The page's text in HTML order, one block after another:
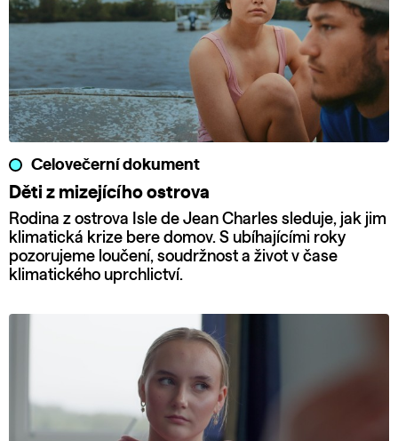
Celovečerní dokument
Děti z mizejícího ostrova
Rodina z ostrova Isle de Jean Charles sleduje, jak jim
klimatická krize bere domov. S ubíhajícími roky
pozorujeme loučení, soudržnost a život v čase
klimatického uprchlictví.